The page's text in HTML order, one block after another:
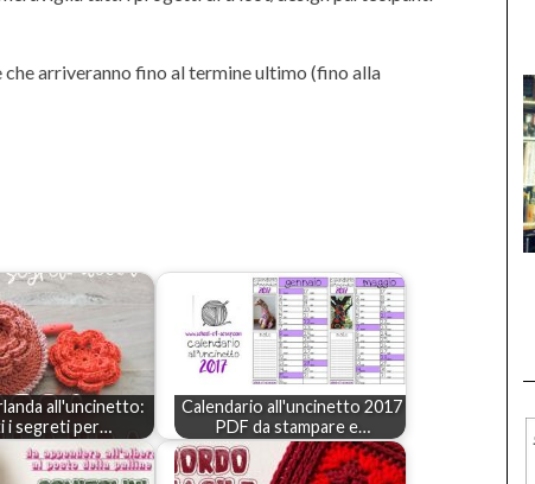
arriveranno fino al termine ultimo (fino alla
all'uncinetto:
i segreti per…
Calendario all'uncinetto 2017
PDF da stampare e…